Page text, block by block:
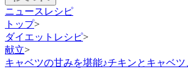
ニュース レシピ
トップ>
ダイエットレシピ>
献立>
キャベツの甘みを堪能♪チキンとキャベ